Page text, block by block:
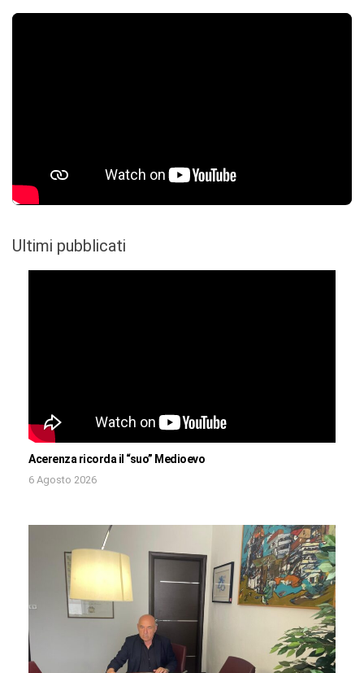
Ultimi pubblicati
Acerenza ricorda il “suo” Medioevo
6 Agosto 2026